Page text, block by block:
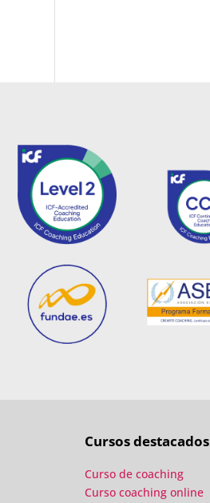
Cursos destacados
Curso de coaching
Curso coaching online